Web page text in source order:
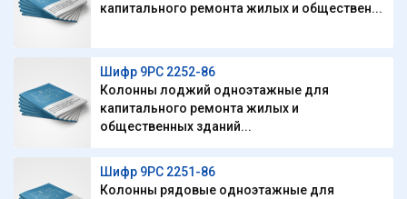
капитального ремонта жилых и обществен...
Шифр 9РС 2252-86
Колонны лоджий одноэтажные для
капитального ремонта жилых и
общественных зданий...
Шифр 9РС 2251-86
Колонны рядовые одноэтажные для